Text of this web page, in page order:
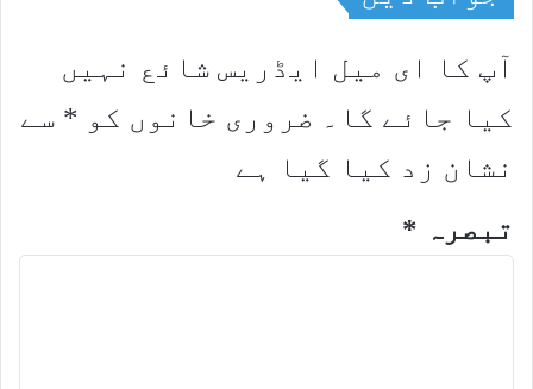
آپ کا ای میل ایڈریس شائع نہیں
کیا جائے گا۔
ضروری خانوں کو * سے
نشان زد کیا گیا ہے
تبصرہ *